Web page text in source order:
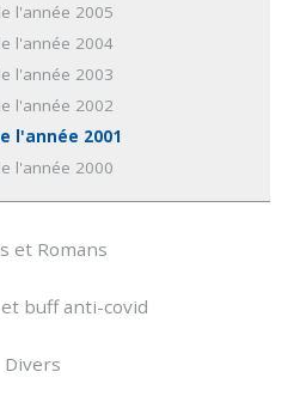
l'année 2005
l'année 2004
l'année 2003
l'année 2002
l'année 2001
l'année 2000
et Romans
buff anti-covid
Divers